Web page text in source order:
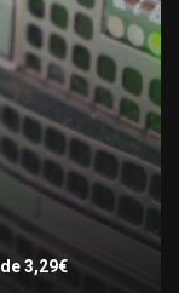
3,29€